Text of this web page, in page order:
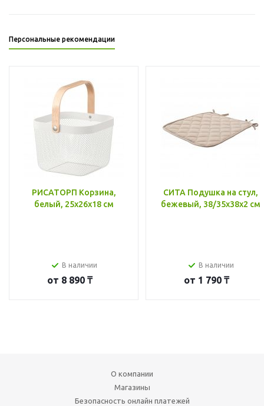
Персональные рекомендации
РИСАТОРП Корзина,
белый, 25x26x18 см
В наличии
от 8 890 ₸
СИТА Подушка на стул,
бежевый, 38/35x38x2 см
В наличии
от 1 790 ₸
О компании
Магазины
Безопасность онлайн платежей